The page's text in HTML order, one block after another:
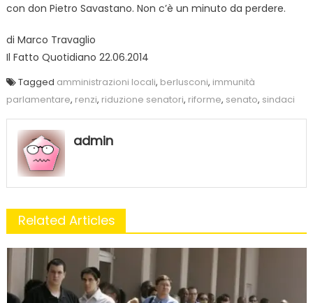
con don Pietro Savastano. Non c’è un minuto da perdere.
di Marco Travaglio
Il Fatto Quotidiano 22.06.2014
Tagged amministrazioni locali, berlusconi, immunità
parlamentare, renzi, riduzione senatori, riforme, senato, sindaci
admin
Related Articles